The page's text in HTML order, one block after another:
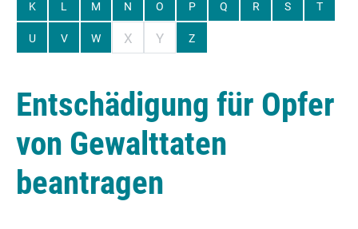
K L M N O P Q R S T
U V W X Y Z
Entschädigung für Opfer
von Gewalttaten
beantragen